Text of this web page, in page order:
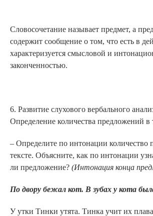
Словосочетание называет предмет, а
содержит сообщение о том, что есть в
характеризуется смысловой и
законченностью.
6. Развитие слухового вербального
Определение количества предложений в
– Определите по интонации количество
тексте. Объясните, как по интонации
ли предложение? (Интонация конца
По двору бежал кот. В зубах у кота
У утки Тинки утята. Тинка учит их